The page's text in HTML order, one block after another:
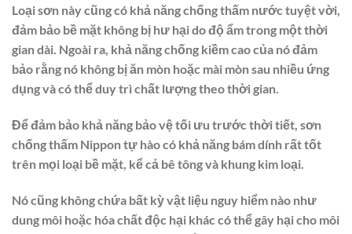
Loại sơn này cũng có khả năng chống thấm nước tuyệt vời,
đảm bảo bề mặt không bị hư hại do độ ẩm trong một thời
gian dài. Ngoài ra, khả năng chống kiềm cao của nó đảm
bảo rằng nó không bị ăn mòn hoặc mài mòn sau nhiều ứng
dụng và có thể duy trì chất lượng theo thời gian.
Để đảm bảo khả năng bảo vệ tối ưu trước thời tiết, sơn
chống thấm Nippon tự hào có khả năng bám dính rất tốt
trên mọi loại bề mặt, kể cả bê tông và khung kim loại.
Nó cũng không chứa bất kỳ vật liệu nguy hiểm nào như
dung môi hoặc hóa chất độc hại khác có thể gây hại cho môi